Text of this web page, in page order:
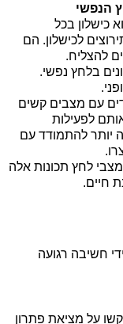
הנפשי
כישלון בכל
לכישלון. הם
להצליח.
בלחץ נפשי.
עם מצבים קשים
לפעילות
יותר להתמודד עם
לחץ תכונות אלה
חיים.
חשיבה רגועה
על מציאת פתרון